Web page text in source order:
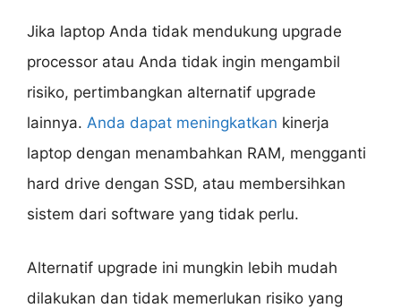
Jika laptop Anda tidak mendukung upgrade
processor atau Anda tidak ingin mengambil
risiko, pertimbangkan alternatif upgrade
lainnya. Anda dapat meningkatkan kinerja
laptop dengan menambahkan RAM, mengganti
hard drive dengan SSD, atau membersihkan
sistem dari software yang tidak perlu.
Alternatif upgrade ini mungkin lebih mudah
dilakukan dan tidak memerlukan risiko yang